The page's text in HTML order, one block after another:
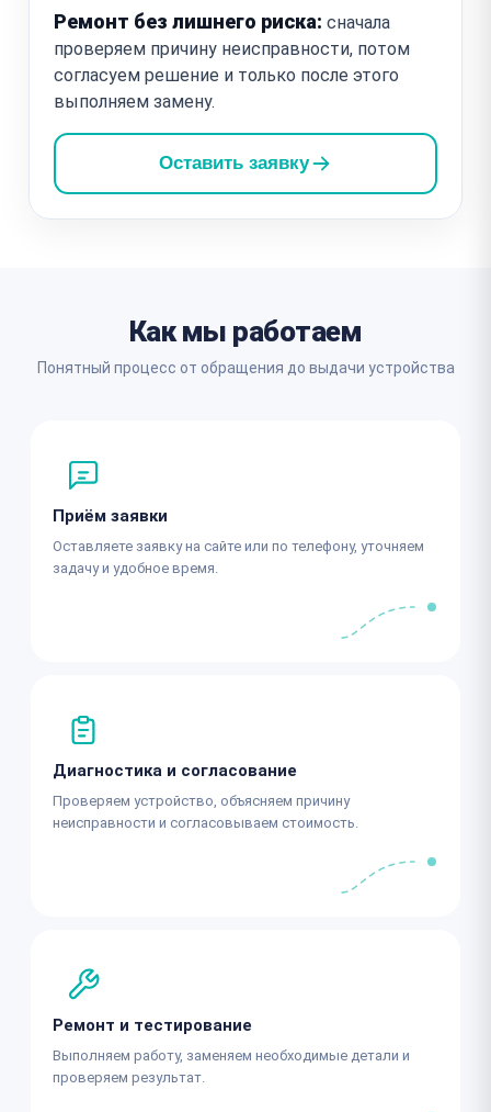
Ремонт без лишнего риска: сначала
проверяем причину неисправности, потом
согласуем решение и только после этого
выполняем замену.
Оставить заявку
Как мы работаем
Понятный процесс от обращения до выдачи устройства
Приём заявки
Оставляете заявку на сайте или по телефону, уточняем
задачу и удобное время.
Диагностика и согласование
Проверяем устройство, объясняем причину
неисправности и согласовываем стоимость.
Ремонт и тестирование
Выполняем работу, заменяем необходимые детали и
проверяем результат.